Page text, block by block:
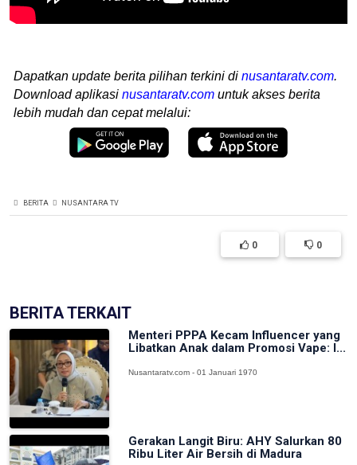
Dapatkan update berita pilihan terkini di nusantaratv.com.
Download aplikasi nusantaratv.com untuk akses berita
lebih mudah dan cepat melalui:
BERITA NUSANTARA TV
0 0
BERITA TERKAIT
Menteri PPPA Kecam Influencer yang
Libatkan Anak dalam Promosi Vape: I...
Nusantaratv.com - 01 Januari 1970
Gerakan Langit Biru: AHY Salurkan 80
Ribu Liter Air Bersih di Madura